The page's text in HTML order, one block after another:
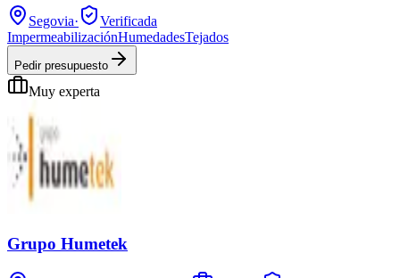
Segovia·
Verificada
ImpermeabilizaciónHumedadesTejados
Pedir presupuesto
Muy experta
Grupo Humetek